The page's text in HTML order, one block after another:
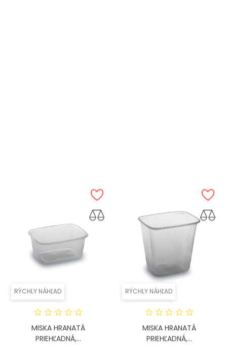
RÝCHLY NÁHĽAD
MISKA HRANATÁ
PRIEHĽADNÁ,...
RÝCHLY NÁHĽAD
MISKA HRANATÁ
PRIEHĽADNÁ,...